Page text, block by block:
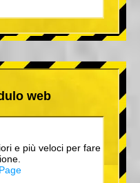
web
e più veloci per fare